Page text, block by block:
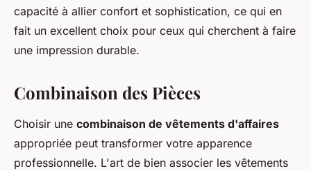
capacité à allier confort et sophistication, ce qui en
fait un excellent choix pour ceux qui cherchent à faire
une impression durable.
Combinaison des Pièces
Choisir une combinaison de vêtements d'affaires
appropriée peut transformer votre apparence
professionnelle. L'art de bien associer les vêtements